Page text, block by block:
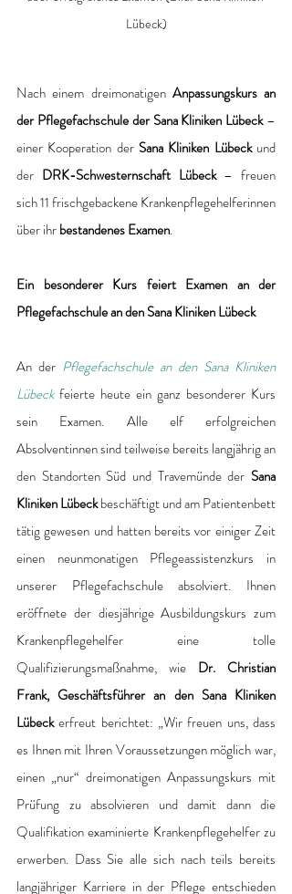
Lübeck)
Nach einem dreimonatigen Anpassungskurs an
der Pflegefachschule der Sana Kliniken Lübeck –
einer Kooperation der Sana Kliniken Lübeck und
der DRK-Schwesternschaft Lübeck – freuen
sich 11 frischgebackene Krankenpflegehelferinnen
über ihr bestandenes Examen.
Ein besonderer Kurs feiert Examen an der
Pflegefachschule an den Sana Kliniken Lübeck
An der Pflegefachschule an den Sana Kliniken
Lübeck feierte heute ein ganz besonderer Kurs
sein Examen. Alle elf erfolgreichen
Absolventinnen sind teilweise bereits langjährig an
den Standorten Süd und Travemünde der Sana
Kliniken Lübeck beschäftigt und am Patientenbett
tätig gewesen und hatten bereits vor einiger Zeit
einen neunmonatigen Pflegeassistenzkurs in
unserer Pflegefachschule absolviert. Ihnen
eröffnete der diesjährige Ausbildungskurs zum
Krankenpflegehelfer eine tolle
Qualifizierungsmaßnahme, wie Dr. Christian
Frank, Geschäftsführer an den Sana Kliniken
Lübeck erfreut berichtet: „Wir freuen uns, dass
es Ihnen mit Ihren Voraussetzungen möglich war,
einen „nur“ dreimonatigen Anpassungskurs mit
Prüfung zu absolvieren und damit dann die
Qualifikation examinierte Krankenpflegehelfer zu
erwerben. Dass Sie alle sich nach teils bereits
langjähriger Karriere in der Pflege entschieden